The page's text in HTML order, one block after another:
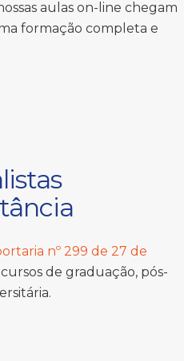
aulas on-line chegam
formação completa e
nº 299 de 27 de
de graduação, pós-